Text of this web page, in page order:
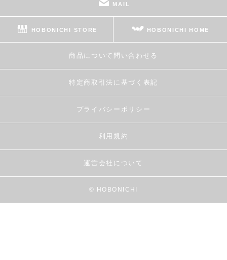
MAIL
HOBONICHI STORE HOBONICHI HOME
商品について問い合わせる
特定商取引法に基づく表記
プライバシーポリシー
利用規約
運営会社について
© HOBONICHI